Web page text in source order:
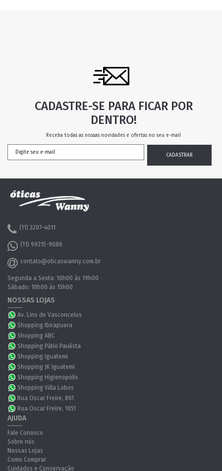
CADASTRE-SE PARA FICAR POR
DENTRO!
Receba todas as nossas novidades e ofertas no seu e-mail
(11) 3207-4011
(11) 99315-9086
contato@oticaswanny.com.br
Segunda a Sexta: 10h00 às 19h00
Sábado: 10h00 às 15h00
NOSSAS LOJAS
Av. Lins de Vasconcelos
Shopping Ibirapuera
Shopping ABC
Shopping Pátio Paulista
Shopping Iguatemi
Shopping JK Iguatemi
Shopping Higienopólis
Shopping Villa Lobos
Rua Oscar Freire, 861
Rua Oscar Freire, 1051
AJUDA
Fale Conosco
Sobre nós
Nossas Lojas
Como Comprar
Cuidados e Conservação